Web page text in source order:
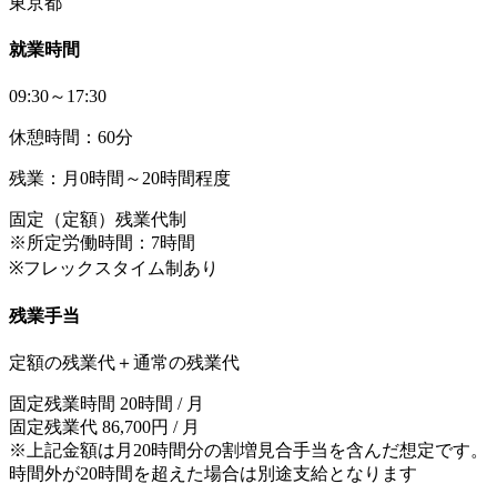
就業時間
09:30～17:30
休憩時間：60分
残業：月0時間～20時間程度
固定（定額）残業代制
※所定労働時間：7時間
※フレックスタイム制あり
残業手当
定額の残業代＋通常の残業代
固定残業時間 20時間 / 月
固定残業代 86,700円 / 月
※上記金額は月20時間分の割増見合手当を含んだ想定です。
時間外が20時間を超えた場合は別途支給となります